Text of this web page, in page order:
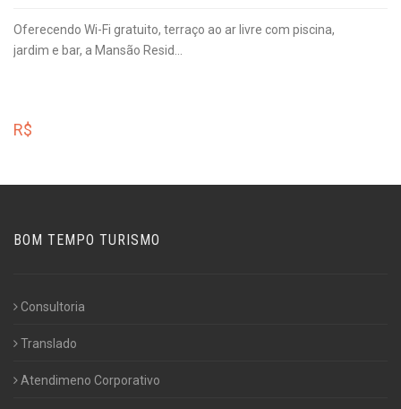
Oferecendo Wi-Fi gratuito, terraço ao ar livre com piscina,
jardim e bar, a Mansão Resid...
R$
BOM TEMPO TURISMO
Consultoria
Translado
Atendimeno Corporativo